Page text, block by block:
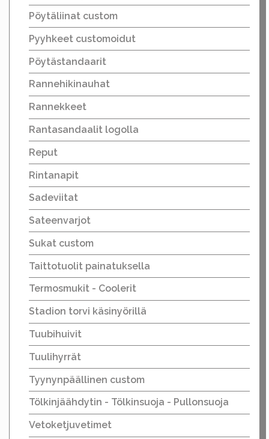
Pöytäliinat custom
Pyyhkeet customoidut
Pöytästandaarit
Rannehikinauhat
Rannekkeet
Rantasandaalit logolla
Reput
Rintanapit
Sadeviitat
Sateenvarjot
Sukat custom
Taittotuolit painatuksella
Termosmukit - Coolerit
Stadion torvi käsinyörillä
Tuubihuivit
Tuulihyrrät
Tyynynpäällinen custom
Tölkinjäähdytin - Tölkinsuoja - Pullonsuoja
Vetoketjuvetimet